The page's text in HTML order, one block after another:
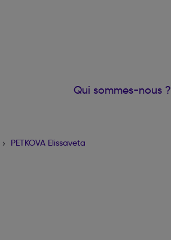
Qui sommes-nous ?
PETKOVA Elissaveta